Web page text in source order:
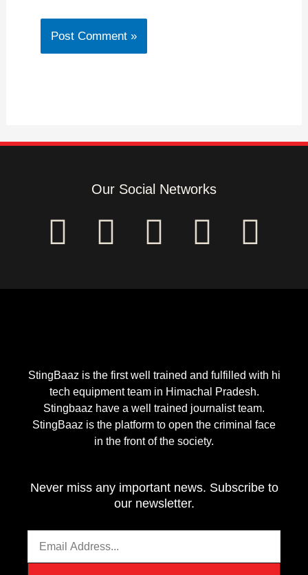
Our Social Networks
F
c
b
o
o
f
I
s
a
g
r
a
m
Y
u
u
b
e
T
i
t
e
r
E
v
l
o
p
e
StingBaaz is the first well trained and fulfilled with hi
tech equipment team in Himachal Pradesh.
Stingbaaz have a well trained journalist team.
StingBaaz is the platform to open the criminal face
in the front of the society.
Never miss any important news. Subscribe to
our newsletter.